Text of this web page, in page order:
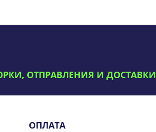
ОТПРАВЛЕНИЯ И ДОСТАВКИ
ОПЛАТА